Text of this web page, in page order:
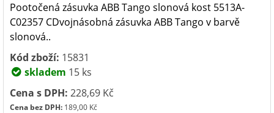
Pootočená zásuvka ABB Tango slonová kost 5513A-
C02357 CDvojnásobná zásuvka ABB Tango v barvě
slonová..
Kód zboží: 15831
skladem 15 ks
Cena s DPH: 228,69 Kč
Cena bez DPH: 189,00 Kč